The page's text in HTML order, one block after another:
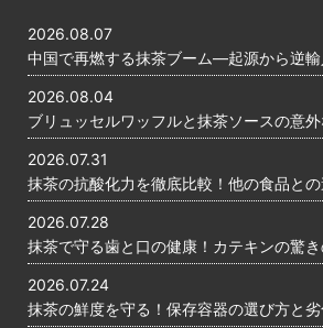
2026.08.07
中国で再燃する抹茶ブーム―起源から逆
2026.08.04
ブリュッセルワッフルと抹茶ソースの意
2026.07.31
抹茶の抗酸化力を徹底比較！他の食品と
2026.07.28
抹茶で守る歯と口の健康！カテキンの驚
2026.07.24
抹茶の鮮度を守る！保存容器の選び方と